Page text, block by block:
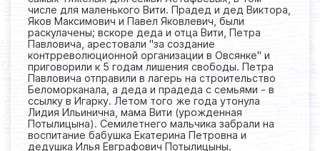
числе для маленького Вити. Прадед и дед Виктора,
Яков Максимович и Павел Яковлевич, были
раскулачены; вскоре деда и отца Вити, Петра
Павловича, арестовали "за создание
контрреволюционной организации в Овсянке" и
приговорили к 5 годам лишения свободы. Петра
Павловича отправили в лагерь на строительство
Беломорканала, а деда и прадеда с семьями - в
ссылку в Игарку. Летом того же года утонула
Лидия Ильинична, мама Вити (урожденная
Потылицына). Семилетнего мальчика забрали на
воспитание бабушка Екатерина Петровна и
дедушка Илья Евграфович Потылицыны.